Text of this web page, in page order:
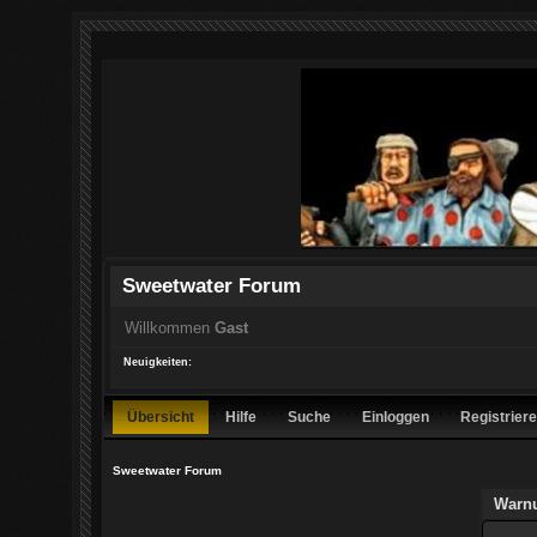
Sweetwater Forum
Willkommen Gast
Neuigkeiten:
Übersicht Hilfe Suche Einloggen
Sweetwater Forum